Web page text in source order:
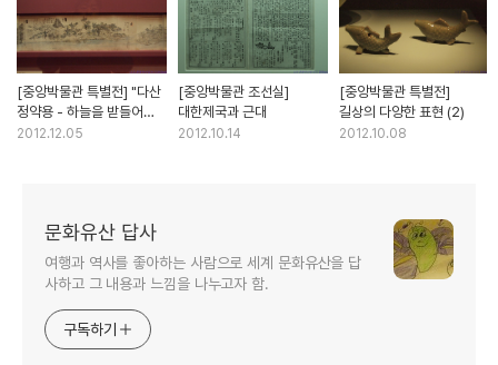
[중앙박물관 특별전] "다산
정약용 - 하늘을 받들어
백성을 보듬다.",
2012.12.05
[중앙박물관 조선실]
대한제국과 근대
2012.10.14
[중앙박물관 특별전]
길상의 다양한 표현 (2)
2012.10.08
문화유산 답사
여행과 역사를 좋아하는 사람으로 세계 문화유산을 답
사하고 그 내용과 느낌을 나누고자 함.
구독하기